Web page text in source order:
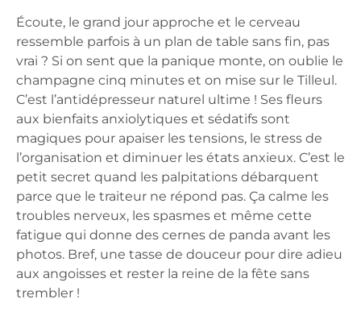
Écoute, le grand jour approche et le cerveau
ressemble parfois à un plan de table sans fin, pas
vrai ? Si on sent que la panique monte, on oublie le
champagne cinq minutes et on mise sur le Tilleul.
C’est l’antidépresseur naturel ultime ! Ses fleurs
aux bienfaits anxiolytiques et sédatifs sont
magiques pour apaiser les tensions, le stress de
l’organisation et diminuer les états anxieux. C’est le
petit secret quand les palpitations débarquent
parce que le traiteur ne répond pas. Ça calme les
troubles nerveux, les spasmes et même cette
fatigue qui donne des cernes de panda avant les
photos. Bref, une tasse de douceur pour dire adieu
aux angoisses et rester la reine de la fête sans
trembler !